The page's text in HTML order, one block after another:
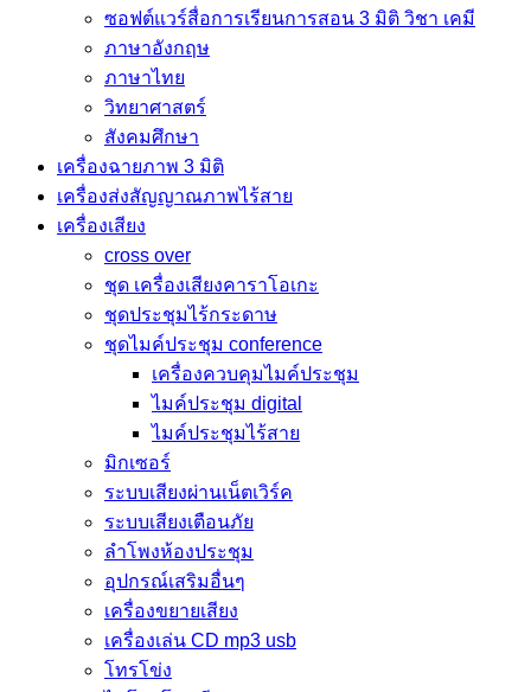
ซอฟต์แวร์สื่อการเรียนการสอน 3 มิติ วิชา เคมี
ภาษาอังกฤษ
ภาษาไทย
วิทยาศาสตร์
สังคมศึกษา
เครื่องฉายภาพ 3 มิติ
เครื่องส่งสัญญาณภาพไร้สาย
เครื่องเสียง
cross over
ชุด เครื่องเสียงคาราโอเกะ
ชุดประชุมไร้กระดาษ
ชุดไมค์ประชุม conference
เครื่องควบคุมไมค์ประชุม
ไมค์ประชุม digital
ไมค์ประชุมไร้สาย
มิกเซอร์
ระบบเสียงผ่านเน็ตเวิร์ค
ระบบเสียงเตือนภัย
ลำโพงห้องประชุม
อุปกรณ์เสริมอื่นๆ
เครื่องขยายเสียง
เครื่องเล่น CD mp3 usb
โทรโข่ง